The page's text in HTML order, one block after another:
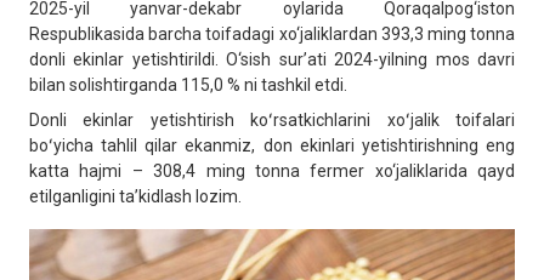
2025-yil yanvar-dekabr oylarida Qoraqalpog‘iston
Respublikasida barcha toifadagi xo‘jaliklardan 393,3 ming tonna
donli ekinlar yetishtirildi. O‘sish sur’ati 2024-yilning mos davri
bilan solishtirganda 115,0 % ni tashkil etdi.
Donli ekinlar yetishtirish koʻrsatkichlarini xoʻjalik toifalari
boʻyicha tahlil qilar ekanmiz, don ekinlari yetishtirishning eng
katta hajmi – 308,4 ming tonna fermer xo‘jaliklarida qayd
etilganligini taʼkidlash lozim.